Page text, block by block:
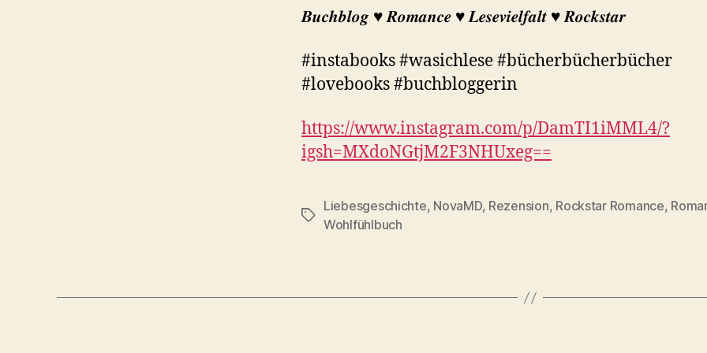
𝑩𝒖𝒄𝒉𝒃𝒍𝒐𝒈 ♥︎ 𝑹𝒐𝒎𝒂𝒏𝒄𝒆 ♥︎ 𝑳𝒆𝒔𝒆𝒗𝒊𝒆𝒍𝒇𝒂𝒍𝒕 ♥︎ 𝑹𝒐𝒄𝒌𝒔𝒕𝒂𝒓
#instabooks #wasichlese #bücherbücherbücher
#lovebooks #buchbloggerin
https://www.instagram.com/p/DamTI1iMML4/?
igsh=MXdoNGtjM2F3NHUxeg==
Schlagwörter
Liebesgeschichte, NovaMD, Rezension, Rockstar Romance,
Wohlfühlbuch